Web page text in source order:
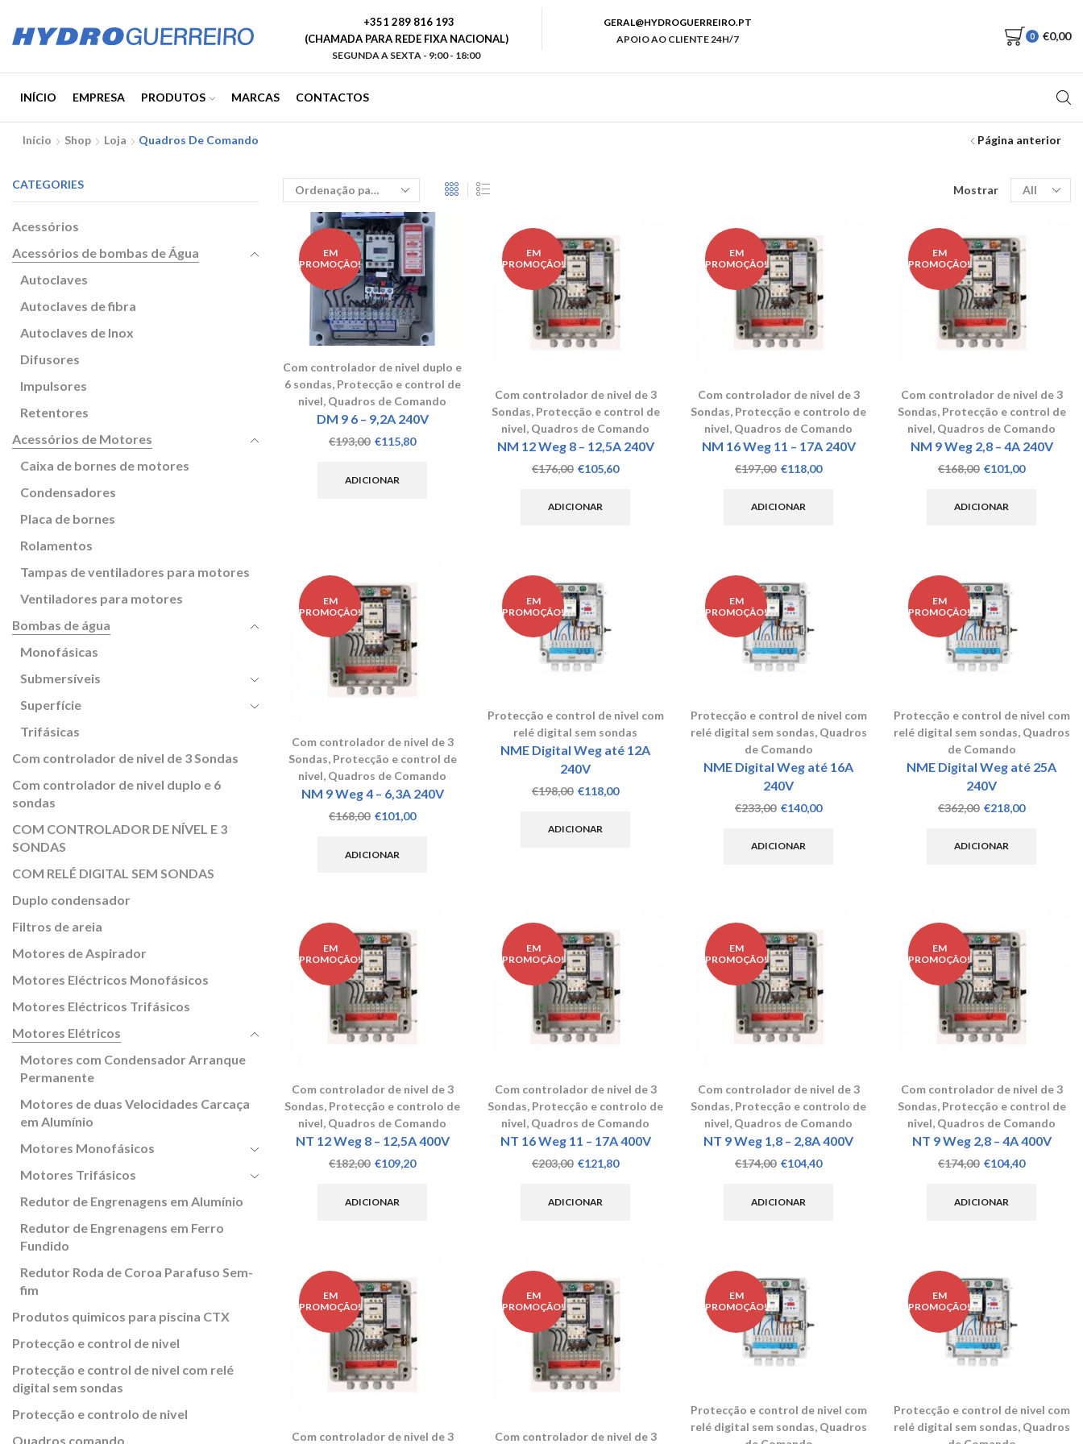
+351 289 816 193
(CHAMADA PARA REDE FIXA NACIONAL)
SEGUNDA A SEXTA - 9:00 - 18:00
GERAL@HYDROGUERREIRO.PT
APOIO AO CLIENTE 24H/7
0 €0,00
INÍCIO EMPRESA PRODUTOS MARCAS CONTACTOS
Início Shop Loja Quadros De Comando Página anterior
Mostrar
Produtos
por
EM
PROMOÇÃO!
Com controlador de nivel duplo e
6 sondas, Protecção e control de
nivel, Quadros de Comando
DM 9 6 – 9,2A 240V
€193,00 O
original
€115,80O
ADICIONAR
EM
PROMOÇÃO!
Com controlador de nivel de 3
Sondas, Protecção e control de
nivel, Quadros de Comando
NM 12 Weg 8 – 12,5A 240V
€176,00 O
original
€105,60O
ADICIONAR
EM
PROMOÇÃO!
Com controlador de nivel de 3
Sondas, Protecção e controlo de
nivel, Quadros de Comando
NM 16 Weg 11 – 17A 240V
€197,00 O
original
€118,00O
ADICIONAR
EM
PROMOÇÃO!
Com controlador de nivel de 3
Sondas, Protecção e control de
nivel, Quadros de Comando
NM 9 Weg 2,8 – 4A 240V
€168,00 O
original
€101,00O
ADICIONAR
EM
PROMOÇÃO!
Com controlador de nivel de 3
Sondas, Protecção e control de
nivel, Quadros de Comando
NM 9 Weg 4 – 6,3A 240V
€168,00 O
original
€101,00O
ADICIONAR
EM
PROMOÇÃO!
Protecção e control de nivel com
relé digital sem sondas
NME Digital Weg até 12A
240V
€198,00 O
original
€118,00O
ADICIONAR
EM
PROMOÇÃO!
Protecção e control de nivel com
relé digital sem sondas, Quadros
de Comando
NME Digital Weg até 16A
240V
€233,00 O
original
€140,00O
ADICIONAR
EM
PROMOÇÃO!
Protecção e control de nivel com
relé digital sem sondas, Quadros
de Comando
NME Digital Weg até 25A
240V
€362,00 O
original
€218,00O
ADICIONAR
EM
PROMOÇÃO!
Com controlador de nivel de 3
Sondas, Protecção e controlo de
nivel, Quadros de Comando
NT 12 Weg 8 – 12,5A 400V
€182,00 O
original
€109,20O
ADICIONAR
EM
PROMOÇÃO!
Com controlador de nivel de 3
Sondas, Protecção e controlo de
nivel, Quadros de Comando
NT 16 Weg 11 – 17A 400V
€203,00 O
original
€121,80O
ADICIONAR
EM
PROMOÇÃO!
Com controlador de nivel de 3
Sondas, Protecção e controlo de
nivel, Quadros de Comando
NT 9 Weg 1,8 – 2,8A 400V
€174,00 O
original
€104,40O
ADICIONAR
EM
PROMOÇÃO!
Com controlador de nivel de 3
Sondas, Protecção e control de
nivel, Quadros de Comando
NT 9 Weg 2,8 – 4A 400V
€174,00 O
original
€104,40O
ADICIONAR
EM
PROMOÇÃO!
Com controlador de nivel de 3
EM
PROMOÇÃO!
Com controlador de nivel de 3
EM
PROMOÇÃO!
Protecção e control de nivel com
relé digital sem sondas, Quadros
EM
PROMOÇÃO!
Protecção e control de nivel com
relé digital sem sondas, Quadros
CATEGORIES
Acessórios
Acessórios de bombas de Água
Autoclaves
Autoclaves de fibra
Autoclaves de Inox
Difusores
Impulsores
Retentores
Acessórios de Motores
Caixa de bornes de motores
Condensadores
Placa de bornes
Rolamentos
Tampas de ventiladores para motores
Ventiladores para motores
Bombas de água
Monofásicas
Submersíveis
Superfície
Trifásicas
Com controlador de nivel de 3 Sondas
Com controlador de nivel duplo e 6
sondas
COM CONTROLADOR DE NÍVEL E 3
SONDAS
COM RELÉ DIGITAL SEM SONDAS
Duplo condensador
Filtros de areia
Motores de Aspirador
Motores Eléctricos Monofásicos
Motores Eléctricos Trifásicos
Motores Elétricos
Motores com Condensador Arranque
Permanente
Motores de duas Velocidades Carcaça
em Alumínio
Motores Monofásicos
Motores Trifásicos
Redutor de Engrenagens em Alumínio
Redutor de Engrenagens em Ferro
Fundido
Redutor Roda de Coroa Parafuso Sem-
fim
Produtos quimicos para piscina CTX
Protecção e control de nivel
Protecção e control de nivel com relé
digital sem sondas
Protecção e controlo de nivel
Quadros comando